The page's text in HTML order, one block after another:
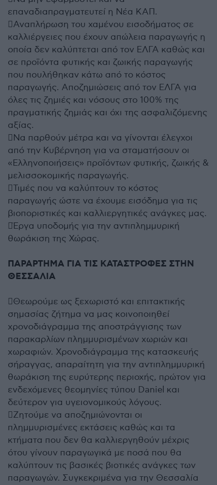
επαναδιαπραγματευτεί η Νέα ΚΑΠ.
Αναπλήρωση του χαμένου εισοδήματος σε
καλλιέργειες που έχουν απώλεια παραγωγής η
οποία δεν καλύπτεται από τον ΕΛΓΑ καθώς και
σε προϊόντα φυτικής και ζωικής παραγωγής
που πουλήθηκαν κάτω από το κόστος
παραγωγής. Αποζημιώσεις από τον ΕΛΓΑ για
όλες τις ζημιές και νόσους στο 100% της
πραγματικής ζημιάς και όχι της ασφαλιζόμενης
αξίας.
Να παρθούν μέτρα και να γίνονται έλεγχοι
από την Κυβέρνηση για να σταματήσουν οι
«Ελληνοποιήσεις» προϊόντων φυτικής, ζωικής &
μελισσοκομικής παραγωγής.
Τιμές που να καλύπτουν το κόστος
παραγωγής ώστε να έχουμε εισόδημα για τις
βιοποριστικές και καλλιεργητικές ανάγκες μας.
Έργα υποδομής για την αντιπλημμυρική
θωράκιση της Χώρας.
ΠΑΡΑΡΤΗΜΑ ΓΙΑ ΤΙΣ ΚΑΤΑΣΤΡΟΦΕΣ ΣΤΗΝ
ΘΕΣΣΑΛΙΑ
Θεωρούμε ως ξεχωριστό και επιτακτικής
σημασίας ζήτημα να μας κοινοποιηθεί
χρονοδιάγραμμα της αποστράγγισης των
παρακαρλίων πλημμυρισμένων χωριών και
χωραφιών. Χρονοδιάγραμμα της κατασκευής
σήραγγας, απαραίτητη για την αντιπλημμυρική
θωράκιση της ευρύτερης περιοχής, πρώτον για
ενδεχόμενες θεομηνίες τύπου Daniel και
δεύτερον για υγειονομικούς λόγους.
Ζητούμε να αποζημιώνονται οι
πλημμυρισμένες εκτάσεις καθώς και τα
κτήματα που δεν θα καλλιεργηθούν μέχρις
ότου γίνουν παραγωγικά με ποσά που θα
καλύπτουν τις βασικές βιοτικές ανάγκες των
παραγωγών. Συγκεκριμένα για την Θεσσαλία